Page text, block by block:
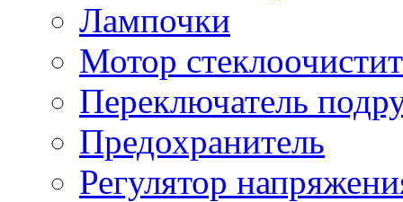
Лампочки
Мотор
Переключатель
Предохранитель
Регулятор